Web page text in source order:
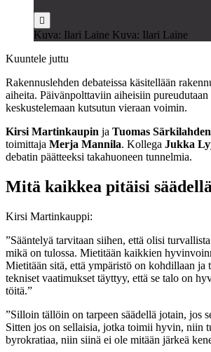
Kuva: Ilari Laine Kuva: Ilari Laine
Kuuntele juttu
Rakennuslehden debateissa käsitellään
aiheita. Päivänpolttaviin aiheisiin pureudutaan
keskustelemaan kutsutun vieraan voimin.
Kirsi Martinkaupin ja Tuomas Särkilahden
toimittaja Merja Mannila. Kollega Jukka
debatin päätteeksi takahuoneen tunnelmia.
Mitä kaikkea pitäisi
Kirsi Martinkauppi:
”Sääntelyä tarvitaan siihen, että olisi
mikä on tulossa. Mietitään kaikkien
Mietitään sitä, että ympäristö on kohdillaan ja
tekniset vaatimukset täyttyy, että se talo on
töitä.”
”Silloin tällöin on tarpeen säädellä jotain, jos
Sitten jos on sellaisia, jotka toimii hyvin, niin
byrokratiaa, niin siinä ei ole mitään järkeä